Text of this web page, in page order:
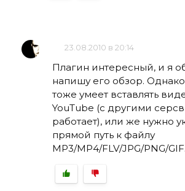
23.08.2010 в 20:14
Плагин интересный, и я
напишу его обзор. Однако
тоже умеет вставлять
YouTube (с другими
работает), или же нужно
прямой путь к файлу
MP3/MP4/FLV/JPG/PNG/GIF.